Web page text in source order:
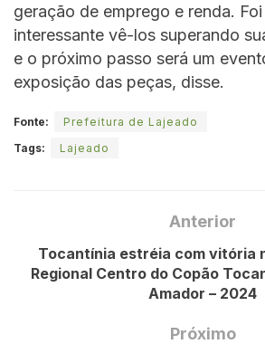
geração de emprego e renda.
interessante vê-los superando
e o próximo passo será um
exposição das peças, disse.
Fonte:
Prefeitura de Lajeado
Tags:
Lajeado
Anterior
Tocantínia estréia com vitória
Regional Centro do Copão
Amador – 2024
Próximo